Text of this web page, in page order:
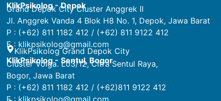
KlikPsikolog - Depok
Grand Depok City Cluster Anggrek II
Jl. Anggrek Vanda 4 Blok H8 No. 1, Depok, Jawa Barat
P : (+62) 811 1182 412 / (+62) 811 9122 412
E : klikpsikolog@gmail.com
KlikPsikolog Grand Depok City
KlikPsikolog - Sentul, Bogor
Cluster Volga. L03/12, Citra Sentul Raya,
Bogor, Jawa Barat
P : (+62) 811 1182 412 / (+62)811 9122 412
E : klikpsikolog@gmail.com